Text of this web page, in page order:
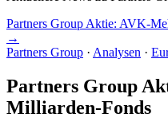
Partners Group Aktie: AVK-
→
Partners Group · Analysen ·
Partners Group
Milliarden-Fonds